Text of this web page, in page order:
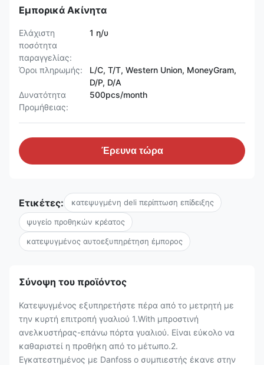
Εμπορικά Ακίνητα
Ελάχιστη
ποσότητα
παραγγελίας:
1 η/υ
Όροι πληρωμής:
L/C, T/T, Western Union, MoneyGram,
D/P, D/A
Δυνατότητα
Προμήθειας:
500pcs/month
Έρευνα τώρα
Ετικέτες: κατεψυγμένη deli περίπτωση επίδειξης
ψυγείο προθηκών κρέατος
κατεψυγμένος αυτοεξυπηρέτηση έμπορος
Σύνοψη του προϊόντος
Κατεψυγμένος εξυπηρετήστε πέρα από το μετρητή με
την κυρτή επιτροπή γυαλιού 1.With μπροστινή
ανελκυστήρας-επάνω πόρτα γυαλιού. Είναι εύκολο να
καθαριστεί η προθήκη από το μέτωπο.2.
Εγκατεστημένος με Danfoss ο συμπιεστής έκανε στην